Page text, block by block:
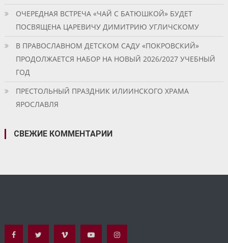
ОЧЕРЕДНАЯ ВСТРЕЧА «ЧАЙ С БАТЮШКОЙ» БУДЕТ
ПОСВЯЩЕНА ЦАРЕВИЧУ ДИМИТРИЮ УГЛИЧСКОМУ
В ПРАВОСЛАВНОМ ДЕТСКОМ САДУ «ПОКРОВСКИЙ»
ПРОДОЛЖАЕТСЯ НАБОР НА НОВЫЙ 2026/2027 УЧЕБНЫЙ
ГОД
ПРЕСТОЛЬНЫЙ ПРАЗДНИК ИЛИИНСКОГО ХРАМА
ЯРОСЛАВЛЯ
СВЕЖИЕ КОММЕНТАРИИ